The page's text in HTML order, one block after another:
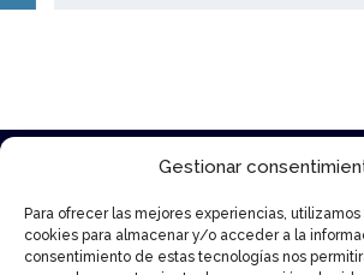
Gestionar
Para ofrecer las mejores experiencias,
cookies para almacenar y/o acceder a la
consentimiento de estas tecnologías nos
WeNightlifers